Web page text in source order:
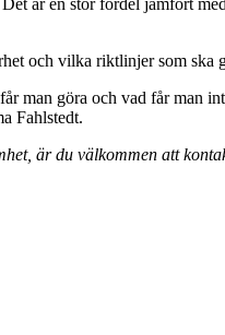
är en stor fördel jämfört
och vilka riktlinjer som ska
man göra och vad får man
Fahlstedt.
är du välkommen att